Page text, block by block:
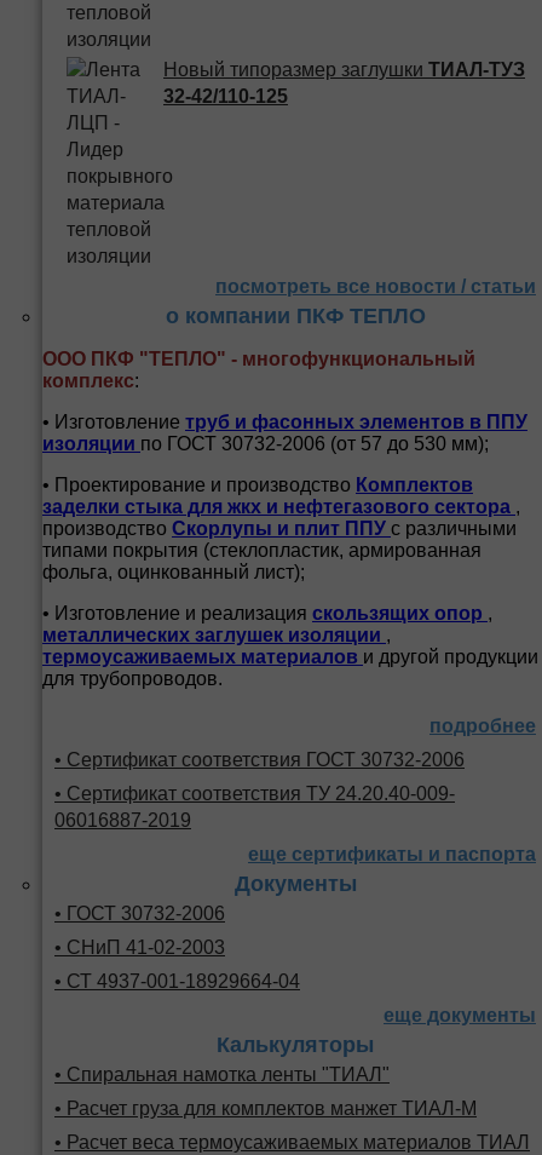
Новый типоразмер заглушки ТИАЛ-ТУЗ
32-42/110-125
посмотреть все новости / статьи
о компании ПКФ ТЕПЛО
ООО ПКФ "ТЕПЛО" - многофункциональный
комплекс:
• Изготовление труб и фасонных элементов в ППУ
изоляции по ГОСТ 30732-2006 (от 57 до 530 мм);
• Проектирование и производство Комплектов
заделки стыка для жкх и нефтегазового сектора ,
производство Скорлупы и плит ППУ с различными
типами покрытия (стеклопластик, армированная
фольга, оцинкованный лист);
• Изготовление и реализация скользящих опор ,
металлических заглушек изоляции ,
термоусаживаемых материалов и другой продукции
для трубопроводов.
подробнее
• Сертификат соответствия ГОСТ 30732-2006
• Сертификат соответствия ТУ 24.20.40-009-
06016887-2019
еще сертификаты и паспорта
Документы
• ГОСТ 30732-2006
• СНиП 41-02-2003
• СТ 4937-001-18929664-04
еще документы
Калькуляторы
• Спиральная намотка ленты "ТИАЛ"
• Расчет груза для комплектов манжет ТИАЛ-М
• Расчет веса термоусаживаемых материалов ТИАЛ